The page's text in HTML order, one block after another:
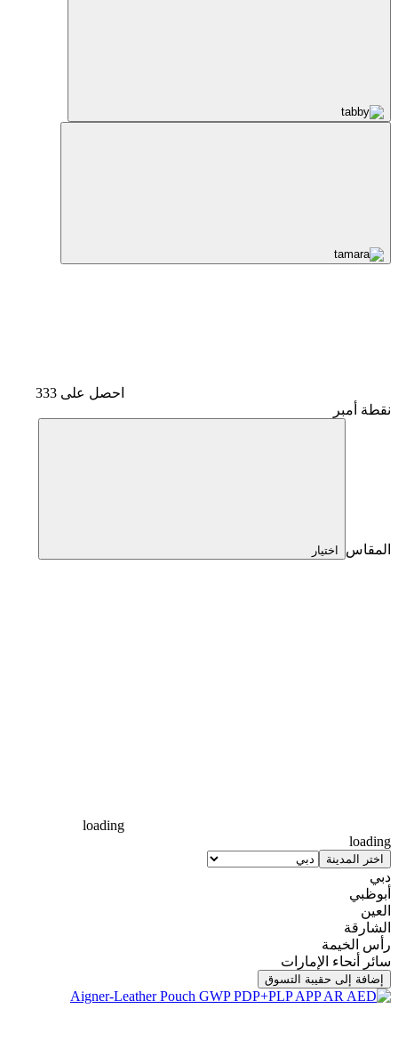
احصل على 333
نقطة أمبر
المقاس اختيار
loading
loading
اختر المدينة
دبي
أبوظبي
العين
الشارقة
رأس الخيمة
سائر أنحاء الإمارات
إضافة إلى حقيبة التسوق